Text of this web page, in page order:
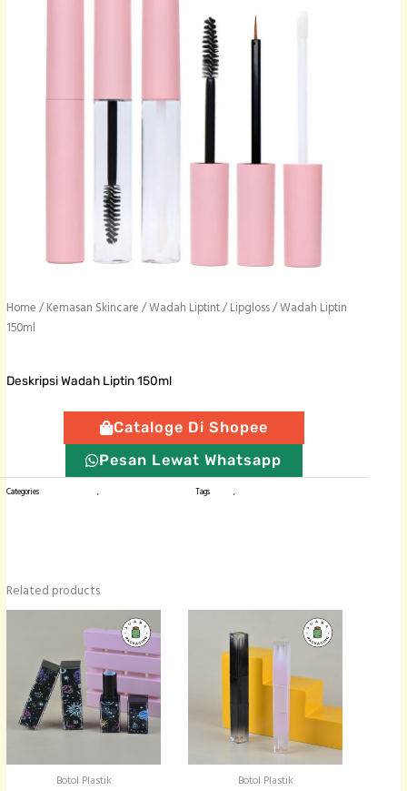
Home /Kemasan Skincare /Wadah Liptint / Lipgloss/ Wadah Liptin
150ml
Deskripsi Wadah Liptin 150ml
Cataloge Di Shopee
Pesan Lewat Whatsapp
Categories Kemasan Skincare, Tags lipglos,
Related products
Botol Plastik Botol Plastik